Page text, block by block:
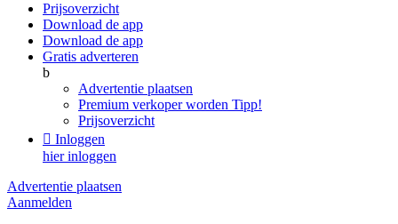
Prijsoverzicht
Download de app
Download de app
Gratis adverteren
b
Advertentie plaatsen
Premium verkoper worden Tipp!
Prijsoverzicht
 Inloggen
hier inloggen
Advertentie plaatsen
Aanmelden